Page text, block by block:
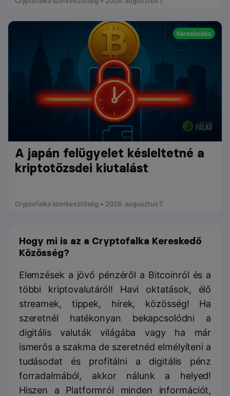
Kereskedés
A japán felügyelet késleltetné a
kriptotőzsdei kiutalást
Cryptofalka szerkesztőség • 2026. augusztus 7.
Hogy mi is az a Cryptofalka Kereskedő
Közösség?
Elemzések a jövő pénzéről a Bitcoinról és a
többi kriptovalutáról! Havi oktatások, élő
streamek, tippek, hírek, közösség! Ha
szeretnél hatékonyan bekapcsolódni a
digitális valuták világába vagy ha már
ismerős a szakma de szeretnéd elmélyíteni a
tudásodat és profitálni a digitális pénz
forradalmából, akkor nálunk a helyed!
Hiszen a Platformról minden információt,